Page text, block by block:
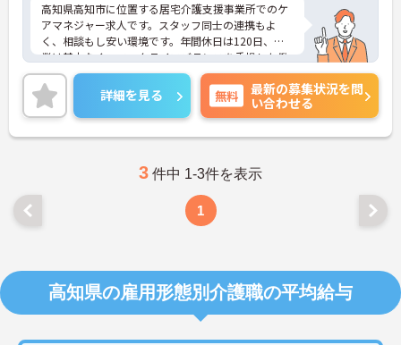
高知県高知市に位置する居宅介護支援事業所でのケ
アマネジャー求人です。スタッフ同士の連携もよ
く、相談もし安い環境です。年間休日は120日、残
業は基本なく、ワークライフバランスを重視した働
き方も叶います。福利厚生も整っており安心して長
くご就業いただけます。ご興味のある方には、面接
対策ポイントなど、さらに詳細をお話しいたします
のでお気軽にご相談ください！
詳細を見る 無料
最新の募集状況を問
い合わせる
3 件中 1-3件を表示
1
高知県の雇用形態別介護職の平均給与